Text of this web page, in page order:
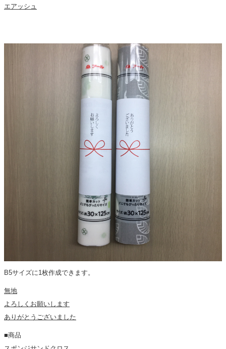
エアッシュ
B5サイズに1枚作成できます。
無地
よろしくお願いします
ありがとうございました
■商品